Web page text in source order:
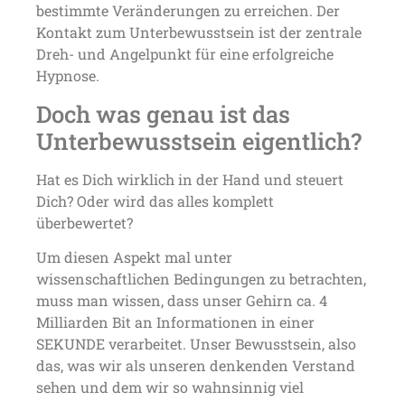
bestimmte Veränderungen zu erreichen. Der
Kontakt zum Unterbewusstsein ist der zentrale
Dreh- und Angelpunkt für eine erfolgreiche
Hypnose.
Doch was genau ist das
Unterbewusstsein eigentlich?
Hat es Dich wirklich in der Hand und steuert
Dich? Oder wird das alles komplett
überbewertet?
Um diesen Aspekt mal unter
wissenschaftlichen Bedingungen zu betrachten,
muss man wissen, dass unser Gehirn ca. 4
Milliarden Bit an Informationen in einer
SEKUNDE verarbeitet. Unser Bewusstsein, also
das, was wir als unseren denkenden Verstand
sehen und dem wir so wahnsinnig viel